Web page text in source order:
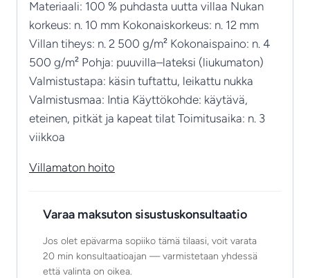
Materiaali: 100 % puhdasta uutta villaa Nukan
korkeus: n. 10 mm Kokonaiskorkeus: n. 12 mm
Villan tiheys: n. 2 500 g/m² Kokonaispaino: n. 4
500 g/m² Pohja: puuvilla–lateksi (liukumaton)
Valmistustapa: käsin tuftattu, leikattu nukka
Valmistusmaa: Intia Käyttökohde: käytävä,
eteinen, pitkät ja kapeat tilat Toimitusaika: n. 3
viikkoa
Villamaton hoito
Varaa maksuton sisustuskonsultaatio
Jos olet epävarma sopiiko tämä tilaasi, voit varata
20 min konsultaatioajan — varmistetaan yhdessä
että valinta on oikea.